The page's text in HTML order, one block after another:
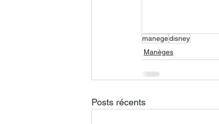
manegedisney
Manèges
Posts récents